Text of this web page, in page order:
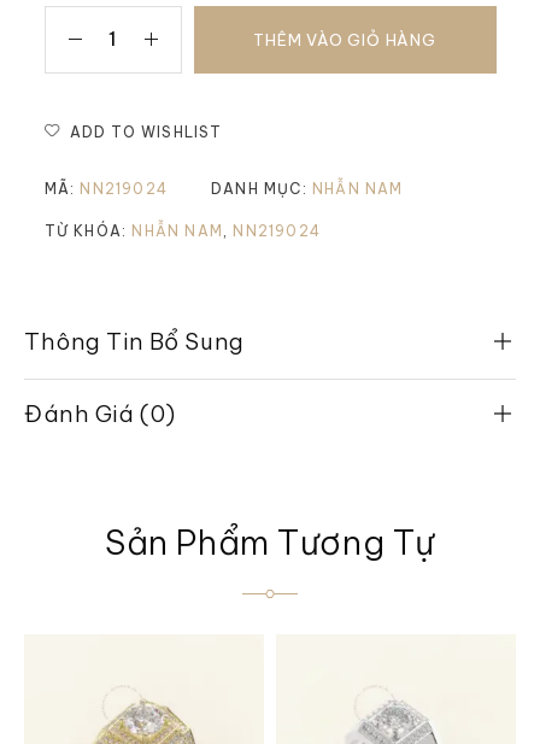
THÊM VÀO GIỎ HÀNG
ADD TO WISHLIST
MÃ: NN219024 DANH MỤC: NHẪN NAM
TỪ KHÓA: NHẪN NAM NN219024
Thông Tin Bổ Sung
Đánh Giá (0)
Sản Phẩm Tương Tự